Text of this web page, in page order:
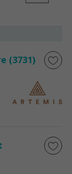
(3731)